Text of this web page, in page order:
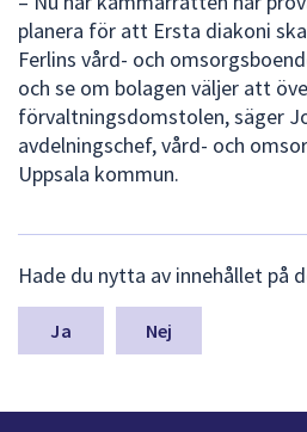
planera för att Ersta diakoni
Ferlins vård- och
och se om bolagen väljer att
förvaltningsdomstolen, säger
avdelningschef, vård- och
Uppsala kommun.
ä
m
a
y
Hade du nytta av innehållet på
Nej